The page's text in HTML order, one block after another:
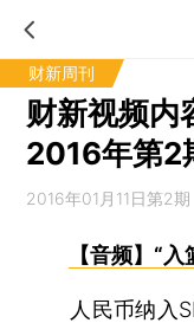
财新周刊
财新视频内
2016年第2
2016年01月11日第2期
【音频】“
人民币纳入